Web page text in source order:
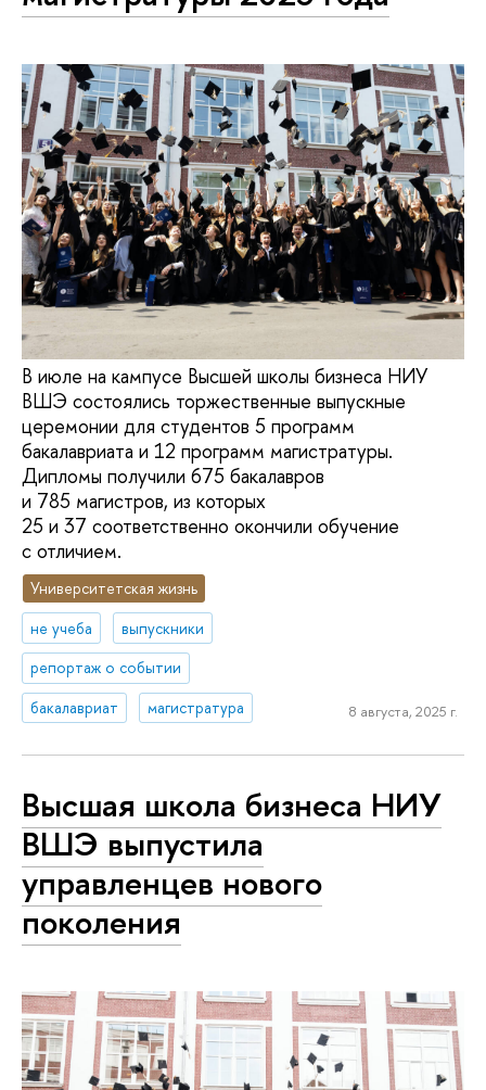
В июле на кампусе Высшей школы бизнеса НИУ
ВШЭ состоялись торжественные выпускные
церемонии для студентов 5 программ
бакалавриата и 12 программ магистратуры.
Дипломы получили 675 бакалавров
и 785 магистров, из которых
25 и 37 соответственно окончили обучение
с отличием.
Университетская жизнь
не учеба
выпускники
репортаж о событии
бакалавриат
магистратура 8 августа, 2025 г.
Высшая школа бизнеса НИУ
ВШЭ выпустила
управленцев нового
поколения